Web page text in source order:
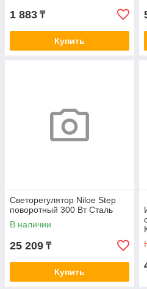
1 883 ₸
Купить
Светорегулятор Niloe Step
поворотный 300 Вт Сталь
В наличии
25 209 ₸
Купить